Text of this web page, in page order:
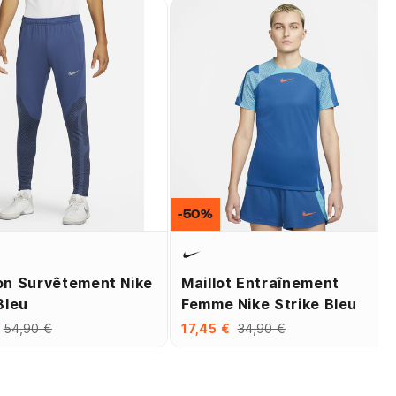
Survêtement Nike
54,90 €
Maillot Entraînement
Femme Nike Strike Bleu
17,45 € 34,90 €
-50%